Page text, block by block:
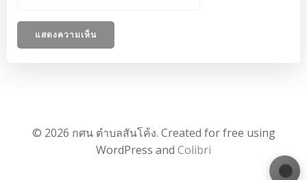
© 2026 กศน ตำบลสันโค้ง. Created for free using
WordPress and Colibri